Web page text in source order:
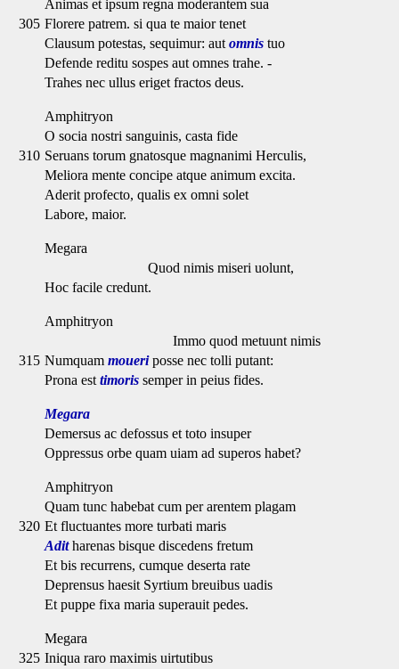
Animas et ipsum regna moderantem sua
305 Florere patrem. si qua te maior tenet
Clausum potestas, sequimur: aut omnis tuo
Defende reditu sospes aut omnes trahe. -
Trahes nec ullus eriget fractos deus.
Amphitryon
O socia nostri sanguinis, casta fide
310 Seruans torum gnatosque magnanimi Herculis,
Meliora mente concipe atque animum excita.
Aderit profecto, qualis ex omni solet
Labore, maior.
Megara
Quod nimis miseri uolunt,
Hoc facile credunt.
Amphitryon
Immo quod metuunt nimis
315 Numquam moueriposse nec tolli putant:
Prona est timoris semper in peius fides.
Megara
Demersus ac defossus et toto insuper
Oppressus orbe quam uiam ad superos habet?
Amphitryon
Quam tunc habebat cum per arentem plagam
320 Et fluctuantes more turbati maris
Aditharenas bisque discedens fretum
Et bis recurrens, cumque deserta rate
Deprensus haesit Syrtium breuibus uadis
Et puppe fixa maria superauit pedes.
Megara
325 Iniqua raro maximis uirtutibus